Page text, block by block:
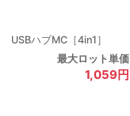
USBハブMC［4in1］
最大ロット単価
1,059円